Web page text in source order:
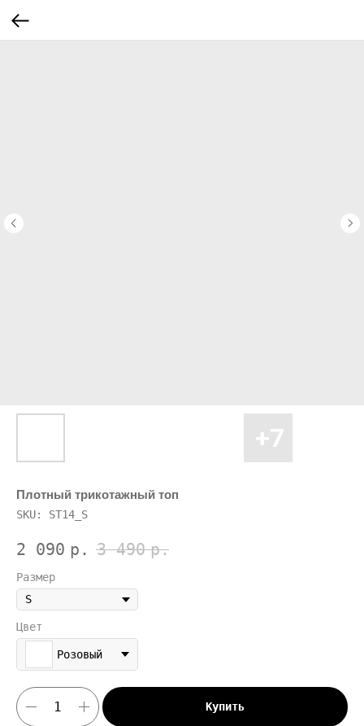
Плотный трикотажный топ
SKU: ST14_S
2 090 р. 3 490 р.
Размер
Цвет
Розовый
Купить